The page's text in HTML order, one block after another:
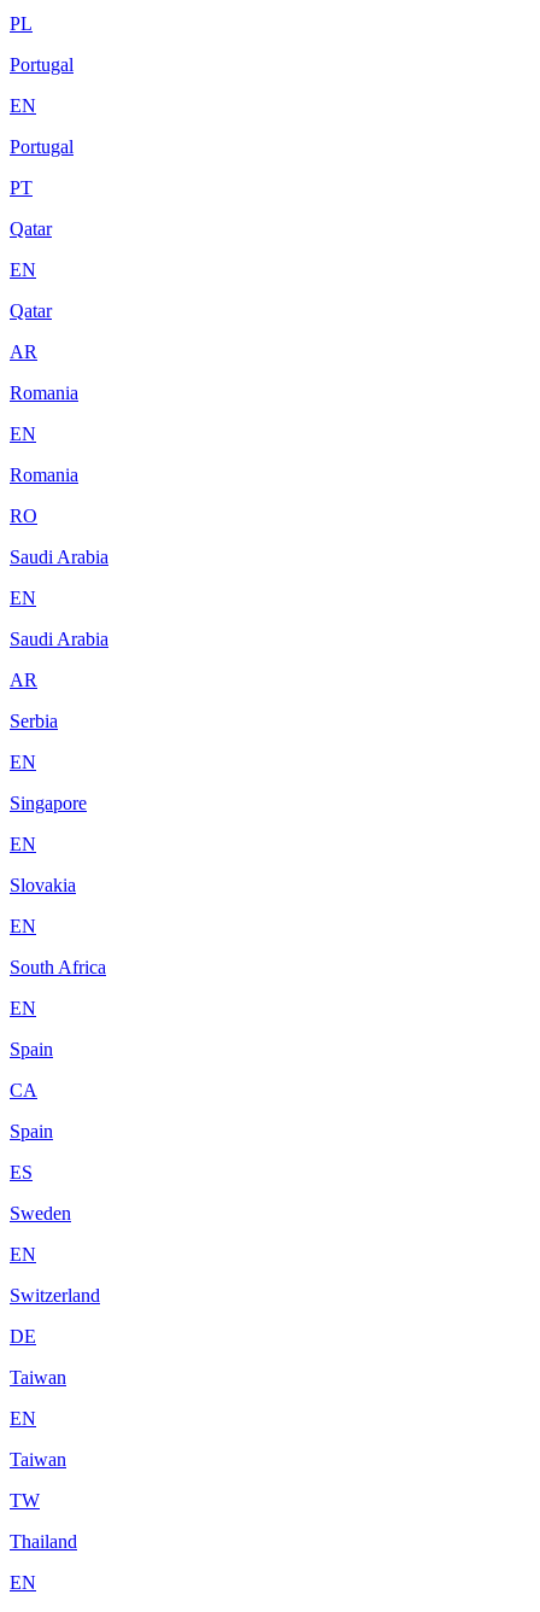
PL
Portugal
EN
Portugal
PT
Qatar
EN
Qatar
AR
Romania
EN
Romania
RO
Saudi Arabia
EN
Saudi Arabia
AR
Serbia
EN
Singapore
EN
Slovakia
EN
South Africa
EN
Spain
CA
Spain
ES
Sweden
EN
Switzerland
DE
Taiwan
EN
Taiwan
TW
Thailand
EN